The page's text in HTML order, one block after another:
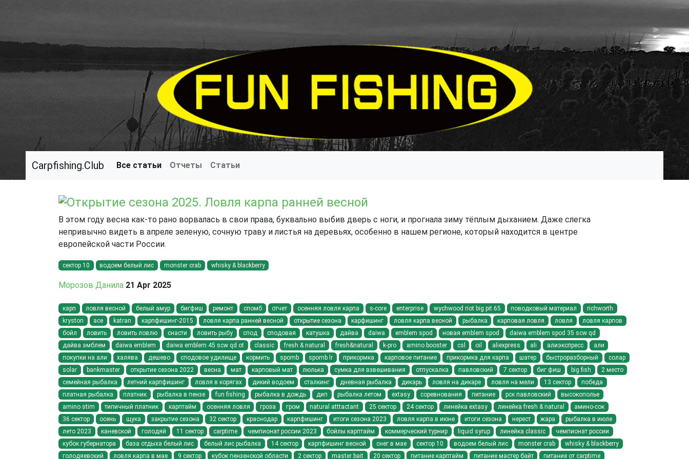
Carpfishing.Club Все статьи Отчеты Статьи
Открытие сезона 2025. Ловля карпа ранней весной
В этом году весна как-то рано ворвалась в свои права, буквально выбив дверь с ноги, и прогнала зиму тёплым дыханием. Даже слегка
непривычно видеть в апреле зеленую, сочную траву и листья на деревьях, особенно в нашем регионе, который находится в центре
европейской части России.
сектор 10 водоем белый лис monster crab whisky & blackberry
Морозов Данила 21 Apr 2025
карп ловля весной белый амур бигфиш ремонт спомб отчет осенняя ловля карпа s-core enterprise wychwood riot big pit 65 поводковый материал
richworth
kryston
ace katran карпфишинг-2015 ловля карпа ранней весной открытие сезона карфишинг ловля карпа весной рыбалка карповая ловля ловля
ловля карпов
бойл
ловить ловить ловлю снасти ловить рыбу спод сподовая катушка дайва daiwa emblem spod новая emblem spod
daiwa emblem spod 35 scw qd
дайва эмблем
daiwa emblem daiwa emblem 45 scw qd ot classic fresh & natural fresh&natural k-pro amino booster csl oil aliexpress ali алиэкспресс
али
покупки на али
халява дешево сподовое удилище кормить spomb spomb lr прикормка карповое питание прикормка для карпа шатер быстроразборный
солар
solar
bankmaster открытие сезона 2022 весна мат карповый мат люлька сумка для взвешивания отпускалка павловский 7 сектор биг фиш big fish
2 место
семейная рыбалка
летний карпфишинг ловля в корягах дикий водоем сталкинг дневная рыбалка дикарь ловля на дикаре ловля на мели 13 сектор
победа
платная рыбалка
платник рыбалка в пензе fun fishing рыбалка в дождь дип рыбалка летом extasy соревнования питание рск павловский
высокополье
amino stim
типичный платник карптайм осенняя ловля гроза гром natural atttactant 25 сектор 24 сектор линейка extasy линейка fresh & natural
амино-сок
36 сектор
осень щука закрытие сезона 32 сектор краснодар карпфишинг итоги сезона 2023 ловля карпа в июне итоги сезона нерест жара
рыбалка в июле
лето 2023
каневской голодяй 11 сектор carptime чемпионат россии 2023 бойлы карптайм коммерческий турнир liquid syrup линейка classic
чемпионат россии
кубок губернатора
база отдыха белый лис белый лис рыбалка 14 сектор карпфишинг весной снег в мае сектор 10 водоем белый лис monster crab
whisky & blackberry
голодяевский
ловля карпа в мае 9 сектор кубок пензенской области 2 сектор master bait 20 сектор питание карптайм питание мастер байт питание от carptime